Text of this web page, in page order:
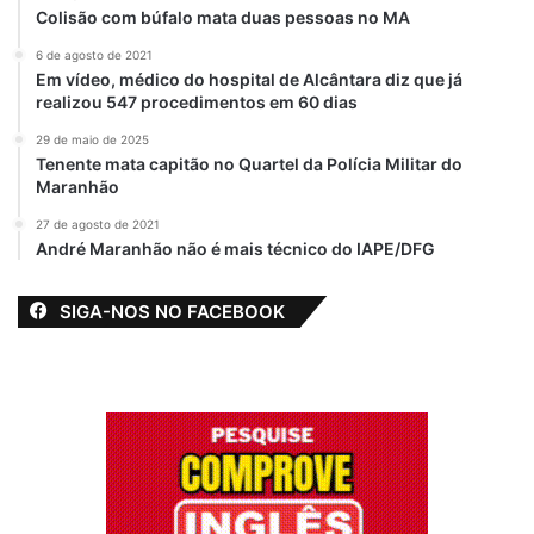
últimos anos, as contas de José
Cavalcante, Jefte Cavalcante e José Felix
tiveram movimentação de R$ 27 milhões. O
valor difere dos R$ 2,85 milhões declarados
por José Cavalcante à Justiça Eleitoral.
Chama atenção o fato de que, no ano
fazenda por R$ 8 milhões.
“É possível constatar apropriação indébita
dos bens da Comadesma pela família
pagamentos das compras de fazenda
realizada pela família e compras exageradas
de materiais de construção, vidro e
combustível”,explicou o promotor de
Colisão com búfalo mata duas pessoas no MA
6 de agosto de 2021
Em vídeo, médico do hospital de Alcântara diz que já
realizou 547 procedimentos em 60 dias
29 de maio de 2025
Tenente mata capitão no Quartel da Polícia Militar do
Maranhão
27 de agosto de 2021
André Maranhão não é mais técnico do IAPE/DFG
SIGA-NOS NO FACEBOOK